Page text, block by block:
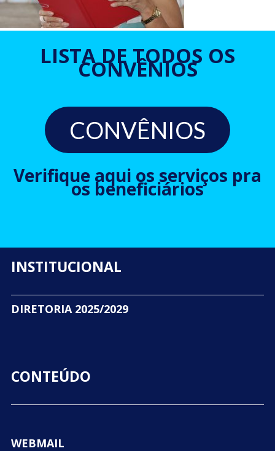
LISTA DE TODOS OS
CONVÊNIOS
CONVÊNIOS
Verifique aqui os serviços pra
os beneficiários
INSTITUCIONAL
DIRETORIA 2025/2029
CONTEÚDO
WEBMAIL